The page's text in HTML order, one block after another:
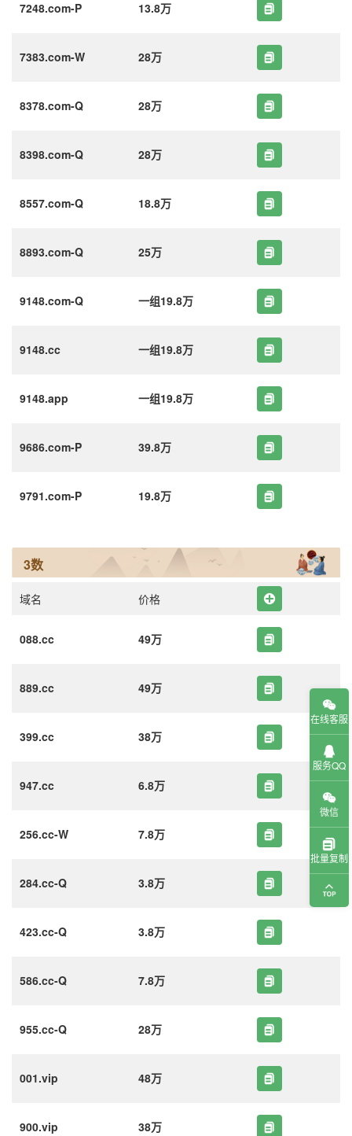
7248.com-P 13.8万
7383.com-W 28万
8378.com-Q 28万
8398.com-Q 28万
8557.com-Q 18.8万
8893.com-Q 25万
9148.com-Q 一组19.8万
9148.cc 一组19.8万
9148.app 一组19.8万
9686.com-P 39.8万
9791.com-P 19.8万
3数
域名 价格
088.cc 49万
889.cc 49万
399.cc 38万
947.cc 6.8万
256.cc-W 7.8万
284.cc-Q 3.8万
423.cc-Q 3.8万
586.cc-Q 7.8万
955.cc-Q 28万
001.vip 48万
900.vip 38万
在线客服
服务QQ
微信
批量复制